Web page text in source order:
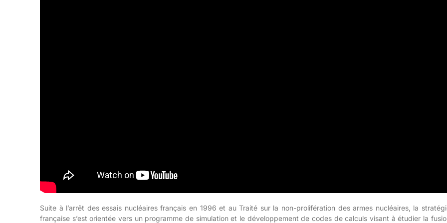
Suite à l’arrêt des essais nucléaires français en 1996 et au Traité sur la non-prolifération des armes nucléaires, la
française s’est orientée vers un programme de simulation et le développement de codes de calculs visant à étudier la